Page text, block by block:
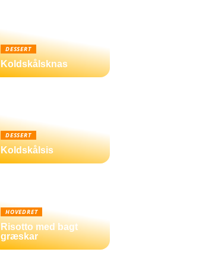
DESSERT
Koldskålsknas
DESSERT
Koldskålsis
HOVEDRET
Risotto med bagt
græskar